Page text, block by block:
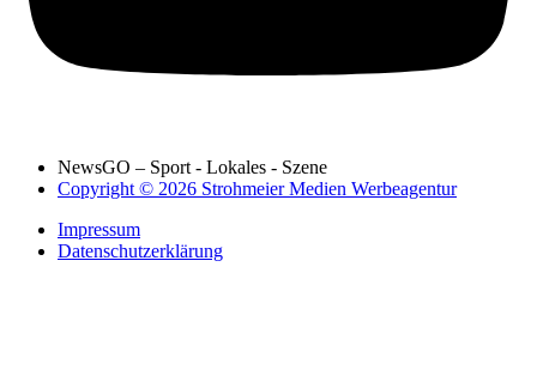
NewsGO – Sport - Lokales - Szene
Copyright © 2026 Strohmeier Medien Werbeagentur
Impressum
Datenschutzerklärung